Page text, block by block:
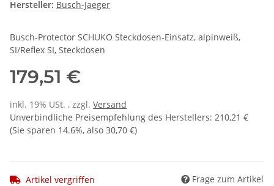
Hersteller: Busch-Jaeger
Busch-Protector SCHUKO Steckdosen-Einsatz, alpinweiß,
SI/Reflex SI, Steckdosen
179,51 €
inkl. 19% USt. , zzgl. Versand
Unverbindliche Preisempfehlung des Herstellers: 210,21 €
(Sie sparen 14.6%, also 30,70 €)
Artikel vergriffen Frage zum Artikel